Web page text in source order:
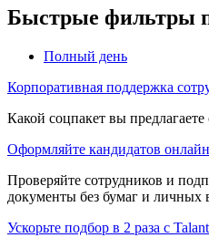
Быстрые фильтры
Полный день
Корпоративная поддержка
Какой соцпакет вы
Оформляйте кандидатов онлайн
Проверяйте сотрудников и
документы без бумаг и личных
Ускорьте подбор в 2 раза с